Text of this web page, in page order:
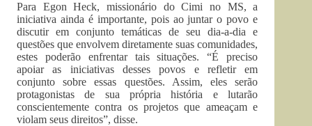
Para Egon Heck, missionário do Cimi no MS, a
iniciativa ainda é importante, pois ao juntar o povo e
discutir em conjunto temáticas de seu dia-a-dia e
questões que envolvem diretamente suas comunidades,
estes poderão enfrentar tais situações. “É preciso
apoiar as iniciativas desses povos e refletir em
conjunto sobre essas questões. Assim, eles serão
protagonistas de sua própria história e lutarão
conscientemente contra os projetos que ameaçam e
violam seus direitos”, disse.